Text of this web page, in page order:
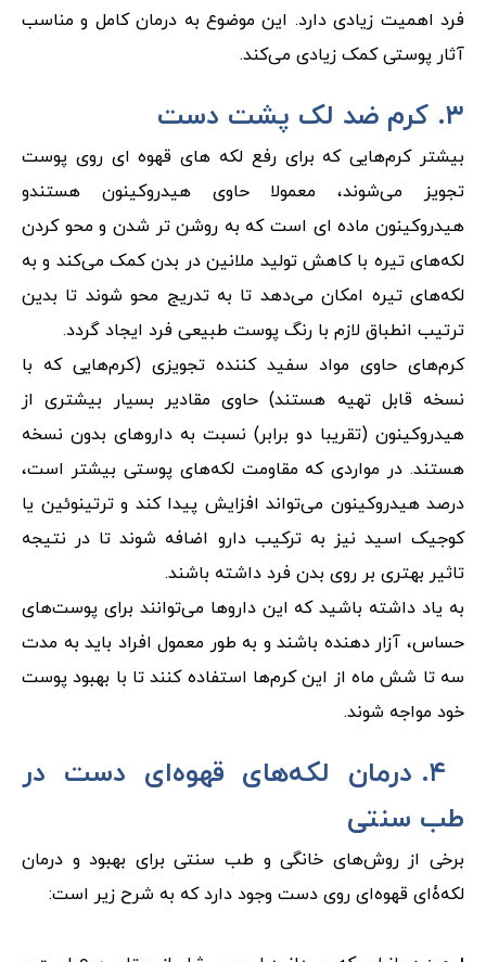
فرد اهمیت زیادی دارد. این موضوع به درمان کامل و مناسب
آثار پوستی کمک زیادی می‌کند.
۳. کرم ضد لک پشت دست
بیشتر کرم‌هایی که برای رفع لکه های قهوه ای روی پوست
تجویز می‌شوند، معمولا حاوی هیدروکینون هستندو
هیدروکینون ماده ای است که به روشن تر شدن و محو کردن
لکه‌های تیره با کاهش تولید ملانین در بدن کمک می‌کند و به
لکه‌های تیره امکان می‌دهد تا به تدریج محو شوند تا بدین
ترتیب انطباق لازم با رنگ پوست طبیعی فرد ایجاد گردد.
کرم‌های حاوی مواد سفید کننده تجویزی (کرم‌هایی که با
نسخه قابل تهیه هستند) حاوی مقادیر بسیار بیشتری از
هیدروکینون (تقریبا دو برابر) نسبت به داروهای بدون نسخه
هستند. در مواردی که مقاومت لکه‌های پوستی بیشتر است،
درصد هیدروکینون می‌تواند افزایش پیدا کند و ترتینوئین یا
کوجیک اسید نیز به ترکیب دارو اضافه شوند تا در نتیجه
تاثیر بهتری بر روی بدن فرد داشته باشند.
به یاد داشته باشید که این داروها می‌توانند برای پوست‌های
حساس، آزار دهنده باشند و به طور معمول افراد باید به مدت
سه تا شش ماه از این کرم‌ها استفاده کنند تا با بهبود پوست
خود مواجه شوند.
۴. درمان لکه‌های قهوه‌ای دست در
طب سنتی
برخی از روش‌های خانگی و طب سنتی برای بهبود و درمان
لکه‌ۀای قهوه‌ای روی دست وجود دارد که به شرح زیر است: